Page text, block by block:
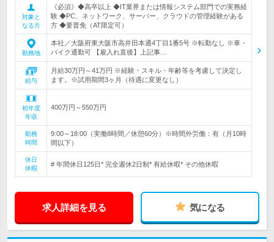
対象と
なる方
《必須》◆高卒以上 ◆IT業界または情報システム部門での実務経
験 ◆PC、ネットワーク、サーバー、クラウドの管理経験がある
方 ◆要普免（AT限定可）
勤務地
本社／大阪府東大阪市高井田本通4丁目1番5号 ※転勤なし ※車・
バイク通勤可 【雇入れ直後】上記事…
給与
月給30万円～41万円 ※経験・スキル・年齢等を考慮して決定し
ます。※試用期間3ヶ月（待遇に変更なし）
初年度
年収
400万円～550万円
勤務
時間
9:00～18:00（実働8時間／休憩60分）※時間外労働：有（月10時
間以下）
休日
休暇
# 年間休日125日* 完全週休2日制* 有給休暇* その他休暇
求人詳細を見る 気になる